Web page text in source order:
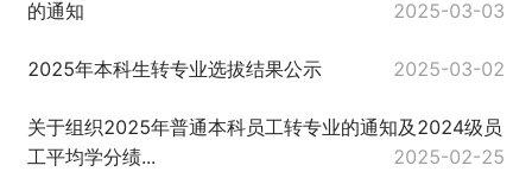
的通知
2025-03-03
2025年本科生转专业选拔结果公示 2025-03-02
关于组织2025年普通本科员工转专业的通知及2024级员
工平均学分绩...
2025-02-25